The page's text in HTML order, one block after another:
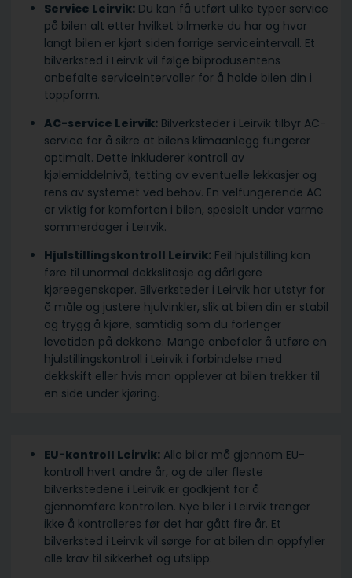
Service Leirvik: Du kan få utført ulike typer service
på bilen alt etter hvilket bilmerke du har og hvor
langt bilen er kjørt siden forrige serviceintervall. Et
bilverksted i Leirvik vil følge bilprodusentens
anbefalte serviceintervaller for å holde bilen din i
toppform.
AC-service Leirvik: Bilverksteder i Leirvik tilbyr AC-
service for å sikre at bilens klimaanlegg fungerer
optimalt. Dette inkluderer kontroll av
kjølemiddelnivå, tetting av eventuelle lekkasjer og
rens av systemet ved behov. En velfungerende AC
er viktig for komforten i bilen, spesielt under varme
sommerdager i Leirvik.
Hjulstillingskontroll Leirvik: Feil hjulstilling kan
føre til unormal dekkslitasje og dårligere
kjøreegenskaper. Bilverksteder i Leirvik har utstyr for
å måle og justere hjulvinkler, slik at bilen din er stabil
og trygg å kjøre, samtidig som du forlenger
levetiden på dekkene. Mange anbefaler å utføre en
hjulstillingskontroll i Leirvik i forbindelse med
dekkskift eller hvis man opplever at bilen trekker til
en side under kjøring.
EU-kontroll Leirvik: Alle biler må gjennom EU-
kontroll hvert andre år, og de aller fleste
bilverkstedene i Leirvik er godkjent for å
gjennomføre kontrollen. Nye biler i Leirvik trenger
ikke å kontrolleres før det har gått fire år. Et
bilverksted i Leirvik vil sørge for at bilen din oppfyller
alle krav til sikkerhet og utslipp.